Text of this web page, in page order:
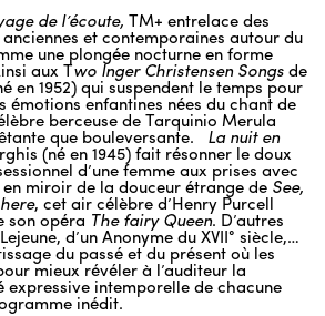
de l’écoute, TM+ entrelace des
et contemporaines autour du
une plongée nocturne en forme
aux Two Inger Christensen Songsde
en 1952) qui suspendent le temps pour
enfantines nées du chant de
berceuse de Tarquinio Merula
que bouleversante. La nuit en
(né en 1945) fait résonner le doux
d’une femme aux prises avec
en miroir de la douceur étrange de See,
, cet air célèbre d’Henry Purcell
son opéra The fairy Queen. D’autres
d’un Anonyme du XVII° siècle,…
du passé et du présent où les
mieux révéler à l’auditeur la
expressive intemporelle de chacune
inédit.